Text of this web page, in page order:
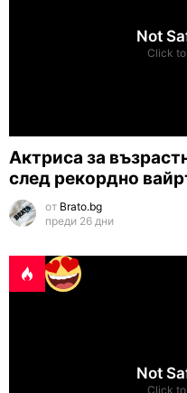
Not
Click
Актриса за
след рекордно
от Brato.bg
преди 26 дни
Not
Click